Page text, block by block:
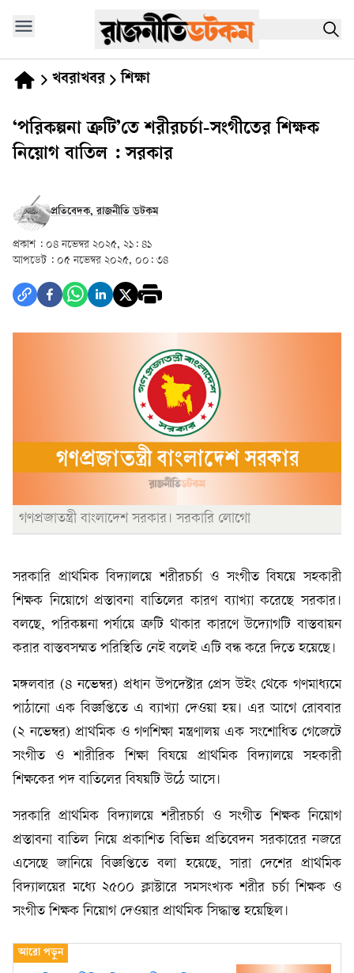
খবরাখবর শিক্ষা
‘পরিকল্পনা ত্রুটি’তে শরীরচর্চা-সংগীতের শিক্ষক
নিয়োগ বাতিল : সরকার
প্রতিবেদক, রাজনীতি ডটকম
প্রকাশ : ০৪ নভেম্বর ২০২৫, ২১: ৪১
আপডেট : ০৫ নভেম্বর ২০২৫, ০০: ৩৪
গণপ্রজাতন্ত্রী বাংলাদেশ সরকার। সরকারি লোগো
সরকারি প্রাথমিক বিদ্যালয়ে শরীরচর্চা ও সংগীত বিষয়ে সহকারী
শিক্ষক নিয়োগে প্রস্তাবনা বাতিলের কারণ ব্যাখ্যা করেছে সরকার।
বলছে, পরিকল্পনা পর্যায়ে ত্রুটি থাকার কারণে উদ্যোগটি বাস্তবায়ন
করার বাস্তবসম্মত পরিস্থিতি নেই বলেই এটি বন্ধ করে দিতে হয়েছে।
মঙ্গলবার (৪ নভেম্বর) প্রধান উপদেষ্টার প্রেস উইং থেকে গণমাধ্যমে
পাঠানো এক বিজ্ঞপ্তিতে এ ব্যাখ্যা দেওয়া হয়। এর আগে রোববার
(২ নভেম্বর) প্রাথমিক ও গণশিক্ষা মন্ত্রণালয় এক সংশোধিত গেজেটে
সংগীত ও শারীরিক শিক্ষা বিষয়ে প্রাথমিক বিদ্যালয়ে সহকারী
শিক্ষকের পদ বাতিলের বিষয়টি উঠে আসে।
সরকারি প্রাথমিক বিদ্যালয়ে শরীরচর্চা ও সংগীত শিক্ষক নিয়োগ
প্রস্তাবনা বাতিল নিয়ে প্রকাশিত বিভিন্ন প্রতিবেদন সরকারের নজরে
এসেছে জানিয়ে বিজ্ঞপ্তিতে বলা হয়েছে, সারা দেশের প্রাথমিক
বিদ্যালয়ের মধ্যে ২৫০০ ক্লাস্টারে সমসংখ্যক শরীর চর্চা শিক্ষক ও
সংগীত শিক্ষক নিয়োগ দেওয়ার প্রাথমিক সিদ্ধান্ত হয়েছিল।